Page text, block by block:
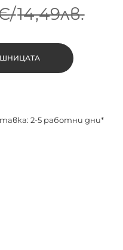
/14,49лв.
2-5 работни дни*